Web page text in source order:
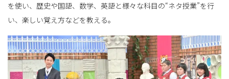
を使い、歴史や国語、数学、英語と様々な科目の“ネタ授業”を行
い、楽しい覚え方などを教える。